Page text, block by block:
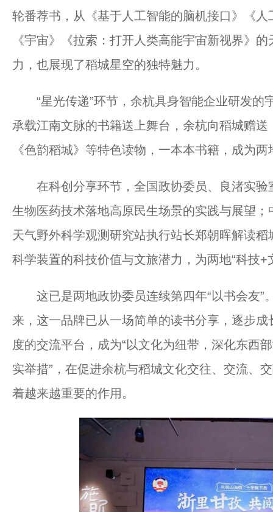
轮番荐书，从《基于人工智能的脑机接口》《
《宇宙》《拉索：打开人类高能宇宙新视界》
力，也展现了稻城星空的独特魅力。
“星光传递”环节，余杭具身智能企业研发的
承载江南文脉的书籍送上舞台，余杭向稻城赠
《色韵稻城》等特色读物，一本本书籍，成为
在科创分享环节，全国政协委员、良渚实验
生物医药技术落地高原民生场景的实践与展望
天气野外科学观测研究站执行站长郑朝晖解读
科学装置的科技价值与文旅潜力，为两地“科技+
这已是两地政协委员连续第四年“以书会友”
来，这一品牌已从一场简单的读书分享，逐步
度的交流平台，成为“以文化为纽带，深化东西
实举措”，在促进余杭与稻城文化交往、交流、
着越来越重要的作用。